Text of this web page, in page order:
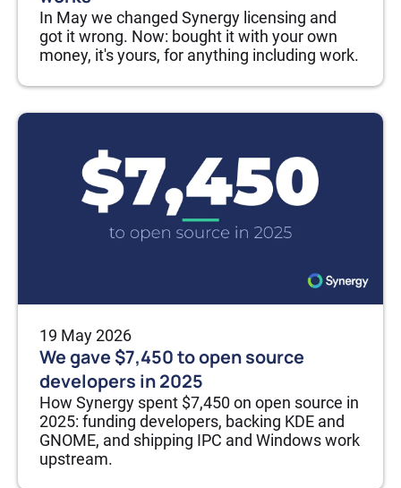
In May we changed Synergy licensing and
got it wrong. Now: bought it with your own
money, it's yours, for anything including work.
19 May 2026
We gave $7,450 to open source
developers in 2025
How Synergy spent $7,450 on open source in
2025: funding developers, backing KDE and
GNOME, and shipping IPC and Windows work
upstream.